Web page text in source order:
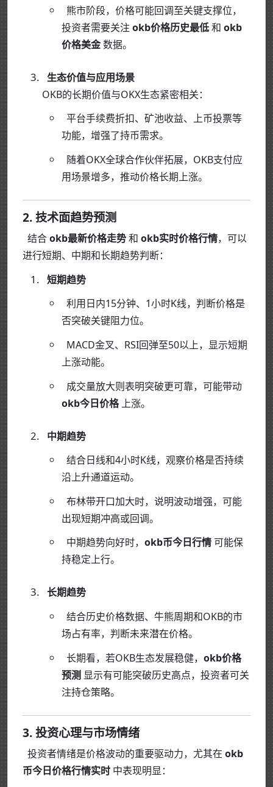
熊市阶段，价格可能回调至关键支撑位，
投资者需要关注 okb价格历史最低和 okb
价格美金数据。
生态价值与应用场景
OKB的长期价值与OKX生态紧密相关：
平台手续费折扣、矿池收益、上币投票等
功能，增强了持币需求。
随着OKX全球合作伙伴拓展，OKB支付应
用场景增多，推动价格长期上涨。
2. 技术面趋势预测
结合okb最新价格走势和 okb实时价格行情，可以
进行短期、中期和长期趋势判断：
短期趋势
利用日内15分钟、1小时K线，判断价格是
否突破关键阻力位。
MACD金叉、RSI回弹至50以上，显示短期
上涨动能。
成交量放大则表明突破更可靠，可能带动
okb今日价格上涨。
中期趋势
结合日线和4小时K线，观察价格是否持续
沿上升通道运动。
布林带开口加大时，说明波动增强，可能
出现短期冲高或回调。
中期趋势向好时， okb币今日行情可能保
持稳定上行。
长期趋势
结合历史价格数据、牛熊周期和OKB的市
场占有率，判断未来潜在价格。
长期看，若OKB生态发展稳健， okb价格
预测 显示有可能突破历史高点，投资者可关
注持仓策略。
3. 投资心理与市场情绪
投资者情绪是价格波动的重要驱动力，尤其在 okb
币今日价格行情实时 中表现明显：